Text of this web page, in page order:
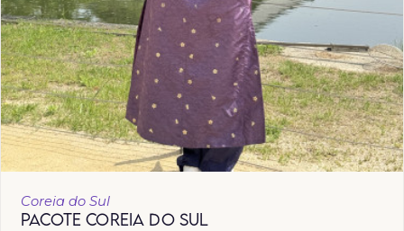
Coreia do Sul
PACOTE COREIA DO SUL